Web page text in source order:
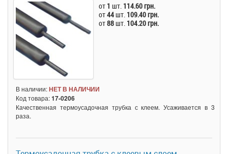
от 1 шт. 114.60 грн.
от44шт. 109.40 грн.
от88шт. 104.20 грн.
В наличии:НЕТ В НАЛИЧИИ
Код товара:17-0206
Качественная термоусадочная трубка с клеем. Усаживается в 3
раза.